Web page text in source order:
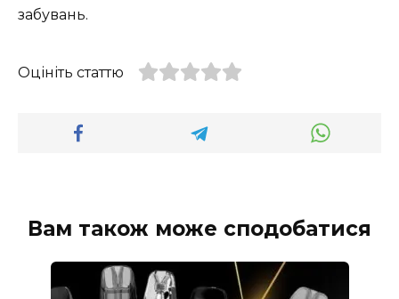
забувань.
Оцініть статтю
Вам також може сподобатися